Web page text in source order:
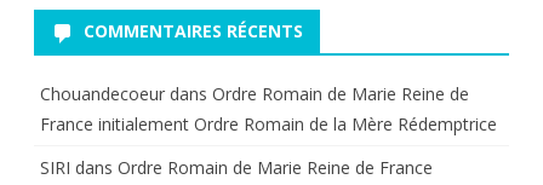
COMMENTAIRES RÉCENTS
Chouandecoeur dans Ordre Romain de Marie Reine de
France initialement Ordre Romain de la Mère Rédemptrice
SIRI dans Ordre Romain de Marie Reine de France